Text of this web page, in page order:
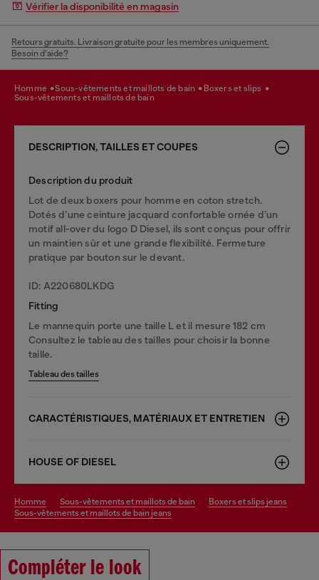
Vérifier la disponibilité en magasin
Retours gratuits. Livraison gratuite pour les membres uniquement.
Besoin d’aide?
homme sous-vêtements et maillots de bain
boxers et slips
sous-vêtements et maillots de bain
DESCRIPTION, TAILLES ET COUPES
Description du produit
Lot de deux boxers pour homme en coton stretch.
Dotés d’une ceinture jacquard confortable ornée d’un
motif all-over du logo D Diesel, ils sont conçus pour offrir
un maintien sûr et une grande flexibilité. Fermeture
pratique par bouton sur le devant.
ID: A220680LKDG
Fitting
Le mannequin porte une taille L et il mesure 182 cm
Consultez le tableau des tailles pour choisir la bonne
taille.
Tableau des tailles
CARACTÉRISTIQUES, MATÉRIAUX ET ENTRETIEN
HOUSE OF DIESEL
homme sous-vêtements et maillots de bain
boxers et slips jeans
sous-vêtements et maillots de bain jeans
Compléter le look